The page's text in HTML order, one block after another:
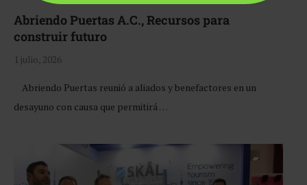
Abriendo Puertas A.C., Recursos para
construir futuro
1 julio, 2026
Abriendo Puertas reunió a aliados y benefactores en un
desayuno con causa que permitirá …